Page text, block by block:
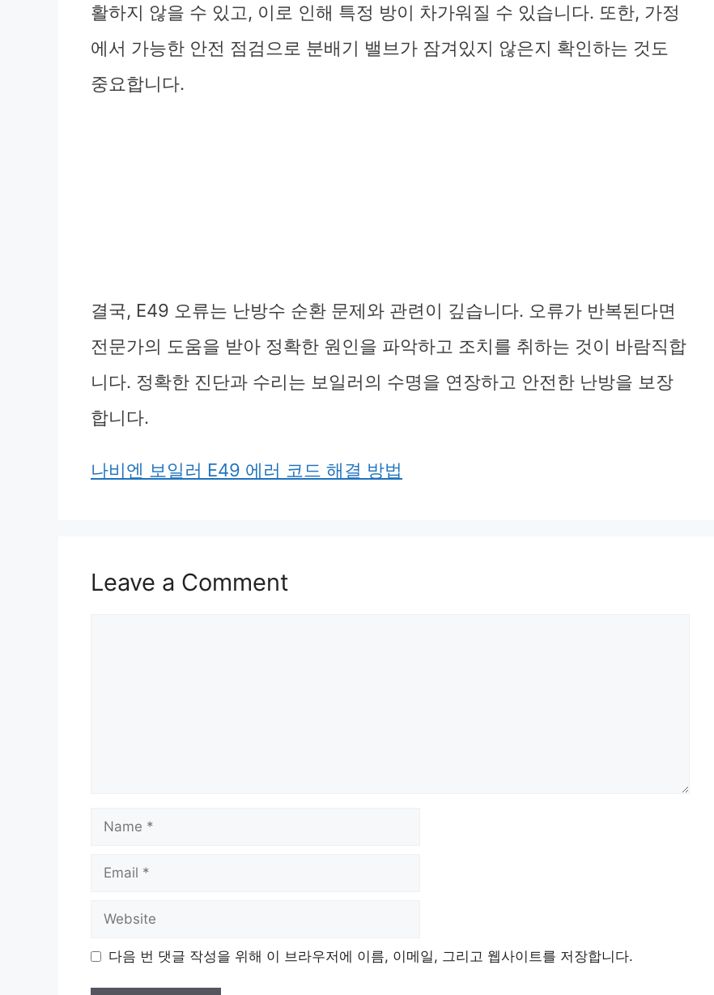
활하지 않을 수 있고, 이로 인해 특정 방이 차가워질 수 있습니다. 또한, 가정
에서 가능한 안전 점검으로 분배기 밸브가 잠겨있지 않은지 확인하는 것도
중요합니다.
결국, E49 오류는 난방수 순환 문제와 관련이 깊습니다. 오류가 반복된다면
전문가의 도움을 받아 정확한 원인을 파악하고 조치를 취하는 것이 바람직합
니다. 정확한 진단과 수리는 보일러의 수명을 연장하고 안전한 난방을 보장
합니다.
나비엔 보일러 E49 에러 코드 해결 방법
Leave a Comment
Name
Email
Website
다음 번 댓글 작성을 위해 이 브라우저에 이름, 이메일, 그리고 웹사이트를 저장합니다.